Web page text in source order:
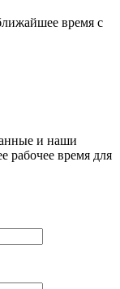
время с
и наши
рабочее время для